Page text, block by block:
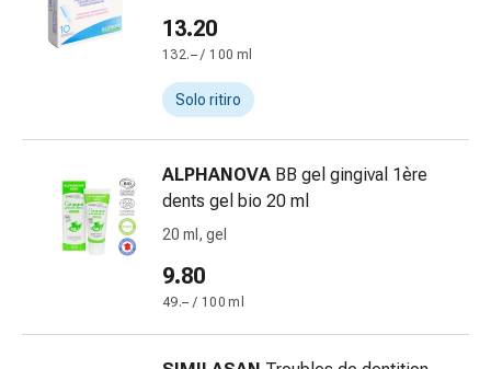
accessori
Medicazioni
Materiali
di
medicazione
Ustioni
Kit
13.20
132.– / 100 ml
Solo ritiro
ALPHANOVA BB gel gingival 1ère
dents gel bio 20 ml
20 ml, gel
9.80
49.– / 100 ml